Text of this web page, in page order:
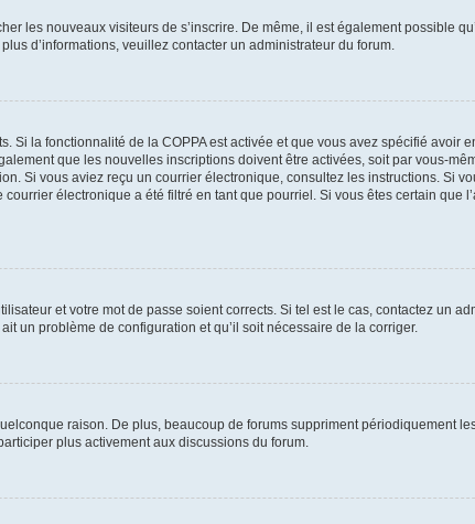
les nouveaux visiteurs de s’inscrire. De même, il est également possible
d’informations, veuillez contacter un administrateur du forum.
la fonctionnalité de la COPPA est activée et que vous avez spécifié avoir
que les nouvelles inscriptions doivent être activées, soit par vous-
Si vous aviez reçu un courrier électronique, consultez les instructions. Si
électronique a été filtré en tant que pourriel. Si vous êtes certain que
et votre mot de passe soient corrects. Si tel est le cas, contactez un
un problème de configuration et qu’il soit nécessaire de la corriger.
raison. De plus, beaucoup de forums suppriment périodiquement
plus activement aux discussions du forum.